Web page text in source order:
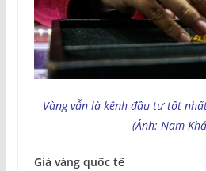
Vàng vẫn là kênh đầu tư tốt
(Ảnh: Nam
Giá vàng quốc tế